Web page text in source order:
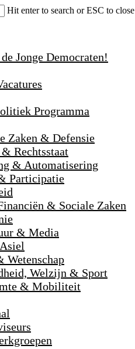
Hit enter to search or ESC to close
Jonge Democraten!
Programma
Zaken & Defensie
Rechtsstaat
& Automatisering
Participatie
& Sociale Zaken
& Media
Wetenschap
Welzijn & Sport
& Mobiliteit